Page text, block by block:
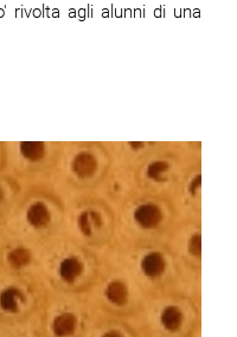
rivolta agli alunni di una